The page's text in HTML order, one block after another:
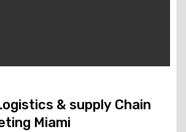
& supply Chain
Miami